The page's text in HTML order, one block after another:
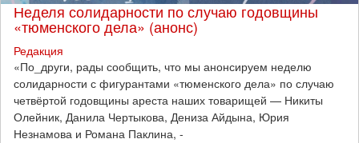
Неделя солидарности по случаю годовщины
«тюменского дела» (анонс)
Редакция
​«По_други, рады сообщить, что мы анонсируем неделю
солидарности с фигурантами «тюменского дела» по случаю
четвёртой годовщины ареста наших товарищей — Никиты
Олейник, Данила Чертыкова, Дениза Айдына, Юрия
Незнамова и Романа Паклина, -